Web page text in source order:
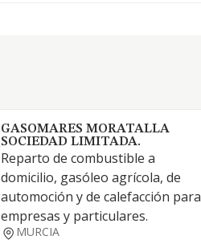
GASOMARES MORATALLA
SOCIEDAD LIMITADA.
Reparto de combustible a
domicilio, gasóleo agrícola, de
automoción y de calefacción para
empresas y particulares.
MURCIA